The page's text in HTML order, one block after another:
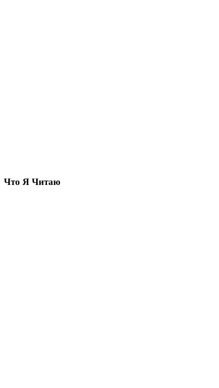
Что Я Читаю